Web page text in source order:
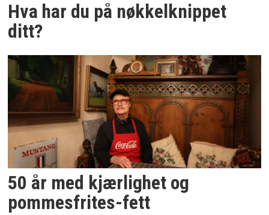
Hva har du på nøkkelknippet
ditt?
50 år med kjærlighet og
pommesfrites-fett